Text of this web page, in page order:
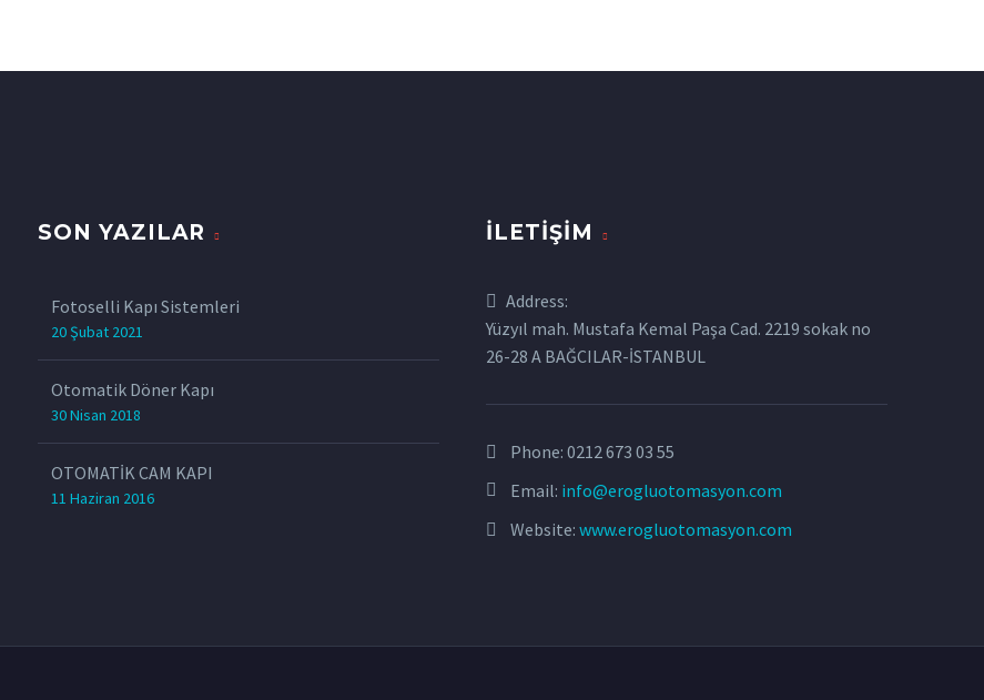
SON YAZILAR
Fotoselli Kapı Sistemleri
20 Şubat 2021
Otomatik Döner Kapı
30 Nisan 2018
OTOMATİK CAM KAPI
11 Haziran 2016
İLETIŞIM
Address:
Yüzyıl mah. Mustafa Kemal Paşa Cad. 2219 sokak no
26-28 A BAĞCILAR-İSTANBUL
Phone: 0212 673 03 55
Email: info@erogluotomasyon.com
Website: www.erogluotomasyon.com